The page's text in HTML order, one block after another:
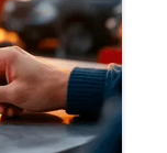
como un
permite
controlar
por